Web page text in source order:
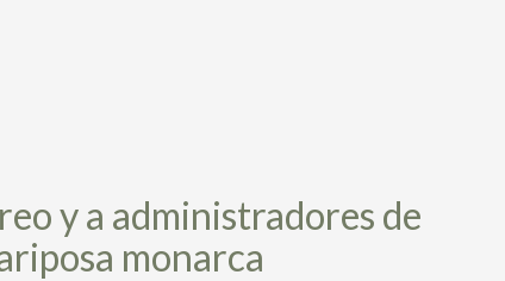
y a administradores de
monarca